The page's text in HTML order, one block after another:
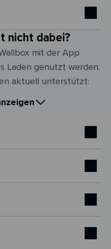
nicht dabei?
mit der App
Laden genutzt werden.
aktuell unterstützt: